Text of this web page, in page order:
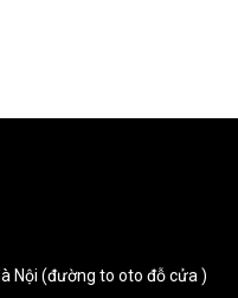
Nội (đường to oto đỗ cửa )